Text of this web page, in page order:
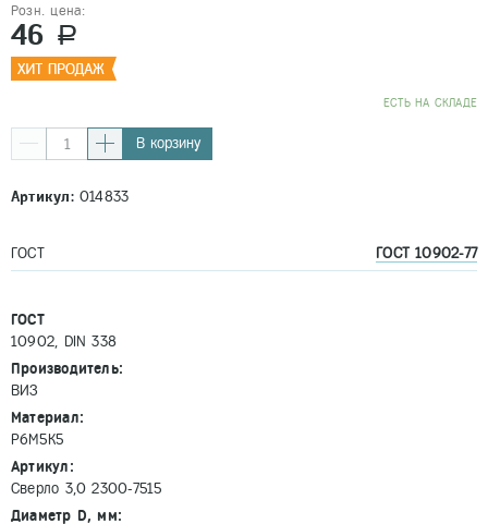
Розн. цена:
46 a
EСТЬ НА СКЛАДЕ
В корзину
Артикул:014833
ГОСТ ГОСТ 10902-77
ГОСТ
10902, DIN 338
Производитель:
ВИЗ
Материал:
Р6М5К5
Артикул:
Сверло 3,0 2300-7515
Диаметр D, мм: